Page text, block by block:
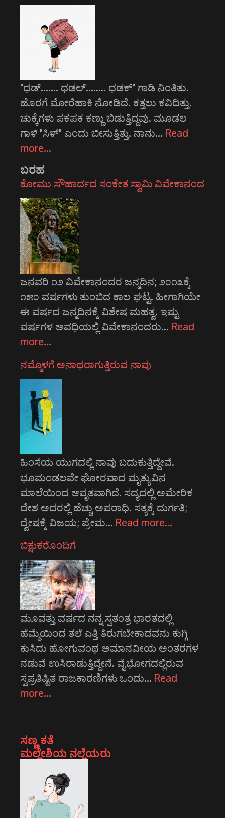
"ಧಡ್....... ಧಡಲ್........ ಧಡಕ್" ಗಾಡಿ ನಿಂತಿತು.
ಹೊರಗೆ ಮೋರೆಹಾಕಿ ನೋಡಿದೆ. ಕತ್ತಲು ಕವಿದಿತ್ತು.
ಚುಕ್ಕೆಗಳು ಪಕಪಕ ಕಣ್ಣು ಬಿಡುತ್ತಿದ್ದವು. ಮೂಡಲ
ಗಾಳಿ "ಸಿಳ್" ಎಂದು ಬೀಸುತ್ತಿತ್ತು. ನಾನು… Read
more…
ಬರಹ
ಕೋಮು ಸೌಹಾರ್ದದ ಸಂಕೇತ ಸ್ವಾಮಿ ವಿವೇಕಾನಂದ
ಜನವರಿ ೧೨ ವಿವೇಕಾನಂದರ ಜನ್ಮದಿನ; ೨೦೧೩ಕ್ಕೆ
೧೫೦ ವರ್ಷಗಳು ತುಂಬಿದ ಕಾಲ ಘಟ್ಟ. ಹೀಗಾಗಿಯೇ
ಈ ವರ್ಷದ ಜನ್ಮದಿನಕ್ಕೆ ವಿಶೇಷ ಮಹತ್ವ. ಇಷ್ಟು
ವರ್ಷಗಳ ಅವಧಿಯಲ್ಲಿ ವಿವೇಕಾನಂದರು… Read
more…
ನಮ್ಮೊಳಗೆ ಅನಾಥರಾಗುತ್ತಿರುವ ನಾವು
ಹಿಂಸೆಯ ಯುಗದಲ್ಲಿ ನಾವು ಬದುಕುತ್ತಿದ್ದೇವೆ.
ಭೂಮಂಡಲವೇ ಘೋರವಾದ ಮೃತ್ಯುವಿನ
ಮಾಲೆಯಿಂದ ಆವೃತವಾಗಿದೆ. ಸದ್ಯದಲ್ಲಿ ಅಮೇರಿಕ
ದೇಶ ಅದರಲ್ಲಿ ಹೆಚ್ಚು ಅಪರಾಧಿ. ಸತ್ಯಕ್ಕೆ ದುರ್ಗತಿ;
ದ್ವೇಷಕ್ಕೆ ವಿಜಯ; ಪ್ರೇಮ… Read more…
ಬಿಕ್ಷುಕರೊಂದಿಗೆ
ಮೂವತ್ತು ವರ್ಷದ ನನ್ನ ಸ್ವತಂತ್ರ ಭಾರತದಲ್ಲಿ
ಹೆಮ್ಮೆಯಿಂದ ತಲೆ ಎತ್ತಿ ತಿರುಗಬೇಕಾದವನು ಕುಗ್ಗಿ
ಕುಸಿದು ಹೋಗುವಂಥ ಅಮಾನವೀಯ ಅಂತರಗಳ
ನಡುವೆ ಉಸಿರಾಡುತ್ತಿದ್ದೇನೆ. ವೈಭೋಗದಲ್ಲಿರುವ
ಸ್ವಪ್ರತಿಷ್ಟಿತ ರಾಜಕಾರಣಿಗಳು ಒಂದು… Read
more…
ಸಣ್ಣ ಕತೆ
ಮಲ್ಲೇಶಿಯ ನಲ್ಲೆಯರು